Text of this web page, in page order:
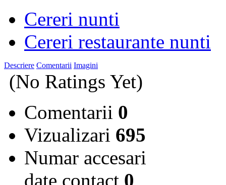
Cereri nunti
Cereri restaurante nunti
Descriere Comentarii Imagini
(No Ratings Yet)
Comentarii 0
Vizualizari 695
Numar accesari
date contact 0